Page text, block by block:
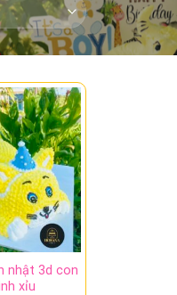
nhật 3d con
xỉu